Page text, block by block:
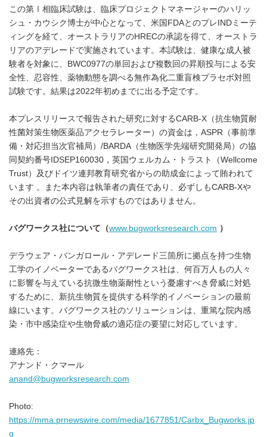
この第Ⅰ相臨床試験は、臨床プロジェクトマネージャーのハリッ
シュ・カウシク博士が中心となって、米国FDAとのプレINDミーテ
ィングを経て、オーストラリアのHRECの承認を得て、オーストラ
リアのアデレードで実施されています。本試験は、健康な成人被
験者を対象に、BWC0977の単回および複数回の昇順投与による安
全性、忍容性、薬物動態を調べる無作為化二重盲検プラセボ対照
試験です。結果は2022年初めまでに出る予定です。
本プレスリリースで報告された研究に対するCARB-X（抗生物質耐
性菌対策生物医薬品アクセラレーター）の資金は，ASPR（事前準
備・対応担当次官補局）/BARDA（生物医学先端研究開発局）の協
同契約番号IDSEP160030，英国ウェルカム・トラスト（Wellcome
Trust）及びドイツ連邦教育研究省からの助成金によって賄われて
います 。また本内容は執筆者の責任であり、必ずしもCARB-Xや
その出資者の公式見解を示すものではありません。
バグワークス社について（www.bugworksresearch.com ）
デラウェア・バンガロール・アデレード三箇所に拠点を持つ生物
工学のイノベーターであるバグワークス社は、何百万人もの人々
に影響を与えている抗微生物薬耐性という憂慮すべき脅威に対処
するために、新抗生物質を提供する科学的イノベーションの最前
線にいます。バグワークス社のソリューションは、重篤な院内感
染・市中感染症や生物脅威の適応症の要望に対応しています。
連絡先：
アナンド・クマール
anand@bugworksresearch.com
Photo:
https://mma.prnewswire.com/media/1677851/Carbx_Bugworks.jp
g